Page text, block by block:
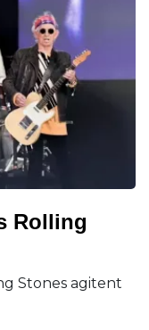
Rolling
Stones agitent